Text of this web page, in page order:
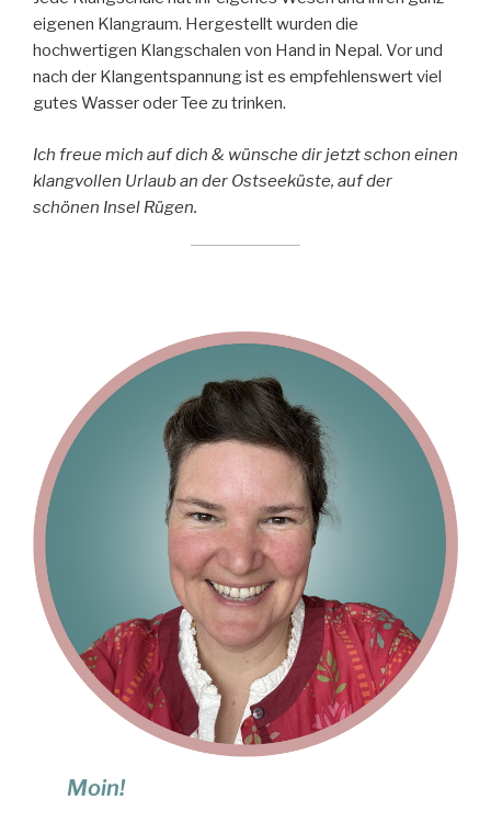
eigenen Klangraum. Hergestellt wurden die
hochwertigen Klangschalen von Hand in Nepal. Vor und
nach der Klangentspannung ist es empfehlenswert viel
gutes Wasser oder Tee zu trinken.
Ich freue mich auf dich & wünsche dir jetzt schon einen
klangvollen Urlaub an der Ostseeküste, auf der
schönen Insel Rügen.
Moin!